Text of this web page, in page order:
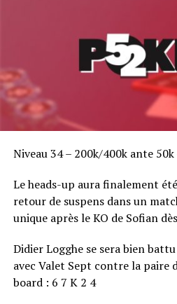
Niveau 34 – 200k/400k ante 50k
Le heads-up aura finalement
retour de suspens dans un
unique après le KO de Sofian
Didier Logghe se sera bien
avec Valet Sept contre la paire
board : 6 7 K 2 4